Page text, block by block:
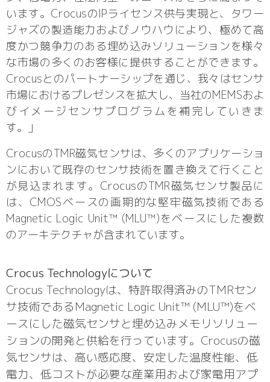
います。CrocusのIPライセンス供与実現と、タワー
ジャズの製造能力およびノウハウにより、極めて高
度かつ競争力のある埋め込みソリューションを様々
な市場の多くのお客様に提供することができます。
Crocusとのパートナーシップを通じ、我々はセンサ
市場におけるプレゼンスを拡大し、当社のMEMSおよ
びイメージセンサプログラムを補完していきま
す。」
CrocusのTMR磁気センサは、多くのアプリケーショ
ンにおいて既存のセンサ技術を置き換えて行くこと
が見込まれます。CrocusのTMR磁気センサ製品に
は、CMOSベースの画期的な堅牢磁気技術である
Magnetic Logic Unit™ (MLU™)をベースにした複数
のアーキテクチャが含まれています。
Crocus Technologyについて
Crocus Technologyは、特許取得済みのTMRセン
サ技術であるMagnetic Logic Unit™ (MLU™)をベ
ースにした磁気センサと埋め込みメモリソリュー
ションの開発と供給を行っています。Crocusの磁
気センサは、高い感応度、安定した温度性能、低
電力、低コストが必要な産業用および家電用アプ